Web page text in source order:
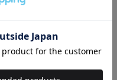
身大の世界を楽しめると思い
私と同じように心揺れ、人生
たのだろうと思う。そして本
姿に、私はまた、自分の人生
かった。